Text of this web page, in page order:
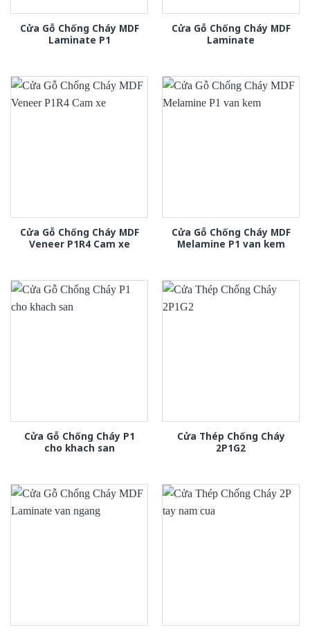
Cửa Gỗ Chống Cháy MDF
Laminate P1
Cửa Gỗ Chống Cháy MDF
Laminate
Cửa Gỗ Chống Cháy MDF
Veneer P1R4 Cam xe
Cửa Gỗ Chống Cháy MDF
Melamine P1 van kem
Cửa Gỗ Chống Cháy P1
cho khach san
Cửa Thép Chống Cháy
2P1G2